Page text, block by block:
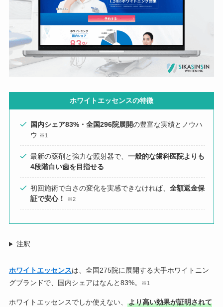
ホワイトエッセンスの特徴
国内シェア83%・全国296院展開の豊富な実績とノウハ
ウ ※1
最新の薬剤と強力な照射器で、 一般的な歯科医院よりも
4段階白い歯を目指せる
初回施術で白さの変化を実感できなければ、 全額返金保
証で安心！
※2
注釈
ホワイトエッセンスは、全国275院に展開する大手ホワイトニン
グブランドで、国内シェアはなんと83%。
※1
ホワイトエッセンスでしか使えない、
より高い効果が証明されて